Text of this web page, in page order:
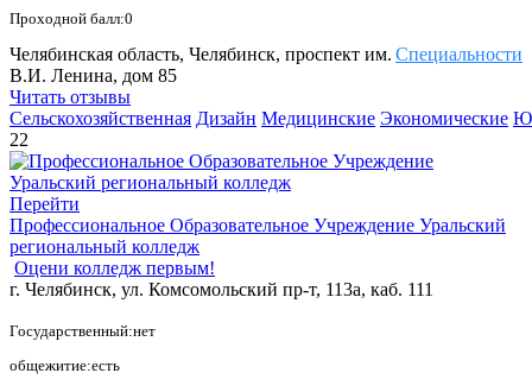
Проходной балл:0
Специальности
Челябинская область, Челябинск, проспект им.
В.И. Ленина, дом 85
Читать отзывы
Сельскохозяйственная Дизайн Медицинские Экономические
22
Перейти
Профессиональное Образовательное Учреждение Уральский
региональный колледж
Оцени колледж первым!
г. Челябинск, ул. Комсомольский пр-т, 113а, каб. 111
Государственный:нет
общежитие:есть